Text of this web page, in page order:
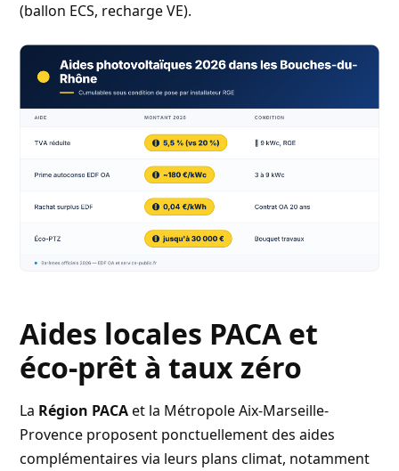
(ballon ECS, recharge VE).
Aides locales PACA et
éco-prêt à taux zéro
La Région PACAet la Métropole Aix-Marseille-
Provence proposent ponctuellement des aides
complémentaires via leurs plans climat, notamment